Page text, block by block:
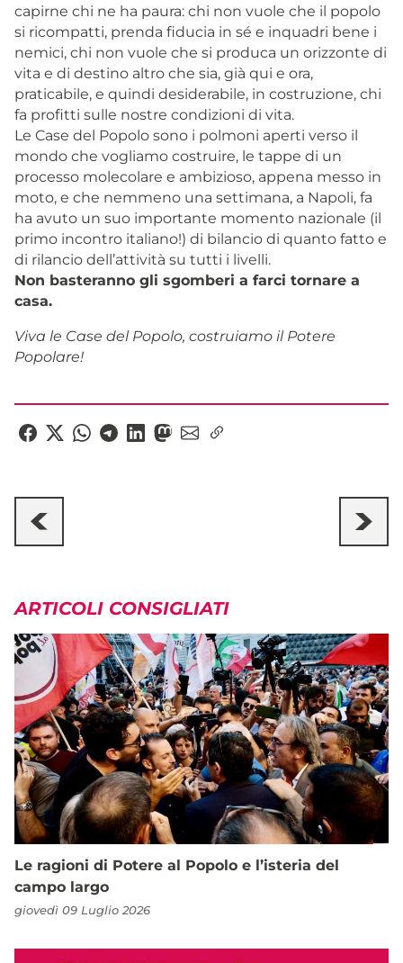
capirne chi ne ha paura: chi non vuole che il popolo
si ricompatti, prenda fiducia in sé e inquadri bene i
nemici, chi non vuole che si produca un orizzonte di
vita e di destino altro che sia, già qui e ora,
praticabile, e quindi desiderabile, in costruzione, chi
fa profitti sulle nostre condizioni di vita.
Le Case del Popolo sono i polmoni aperti verso il
mondo che vogliamo costruire, le tappe di un
processo molecolare e ambizioso, appena messo in
moto, e che nemmeno una settimana, a Napoli, fa
ha avuto un suo importante momento nazionale (il
primo incontro italiano!) di bilancio di quanto fatto e
di rilancio dell’attività su tutti i livelli.
Non basteranno gli sgomberi a farci tornare a
casa.
Viva le Case del Popolo, costruiamo il Potere
Popolare!
ARTICOLI CONSIGLIATI
Le ragioni di Potere al Popolo e l’isteria del
campo largo
giovedì 09 Luglio 2026